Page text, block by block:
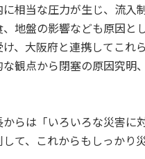
相当な圧力が生じ、流
地盤の影響なども原因と
、大阪府と連携してこれ
観点から閉塞の原因究
らは「いろいろな災害に
て、これからもしっかり